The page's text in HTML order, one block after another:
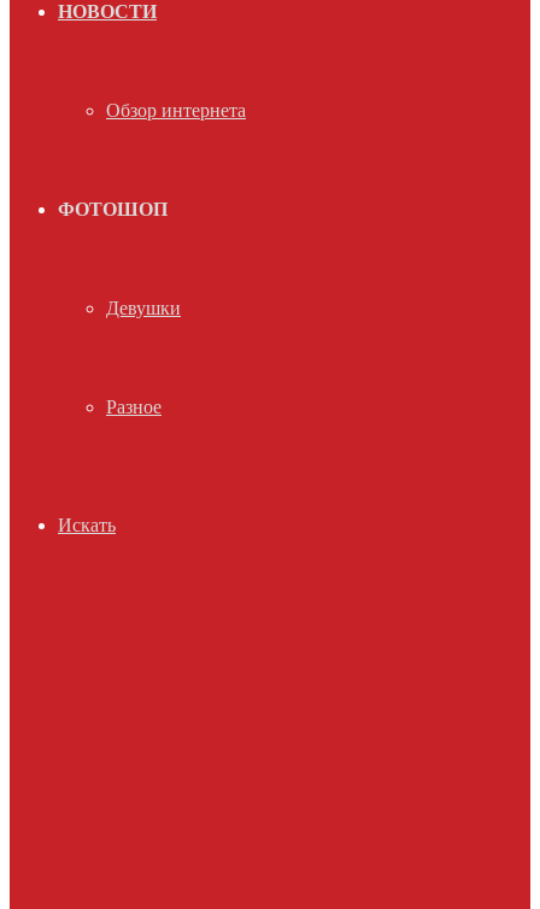
НОВОСТИ
Обзор интернета
ФОТОШОП
Девушки
Разное
Искать